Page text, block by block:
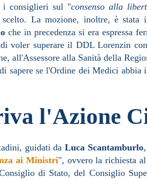
i consiglieri sul "consenso alla
La mozione, inoltre, è stata
che in precedenza si era espressa
voler superare il DDL Lorenzin
all'Assessore alla Sanità della
sapere se l'Ordine dei Medici
l'Azione
guidati da Luca Scantamburlo
ai Ministri", ovvero la richiesta
di Stato, del Consiglio